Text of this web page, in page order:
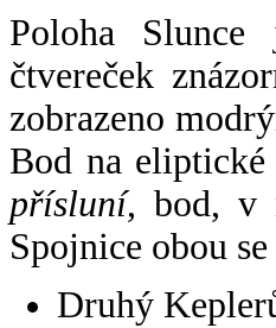
Poloha Slunce
čtvereček
zobrazeno
Bod na
přísluní, bod, v
Spojnice obou
Druhý